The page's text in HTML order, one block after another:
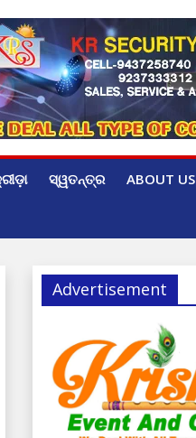
ସ୍ୱତନ୍ତ୍ର ABOUT US
Advertisement